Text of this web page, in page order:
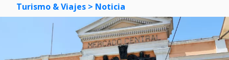
Turismo & Viajes > Noticia